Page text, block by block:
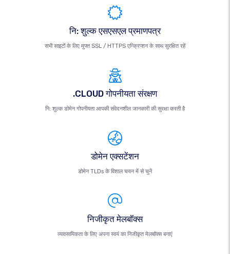
नि: शुल्क एसएसएल प्रमाणपत्र
सभी साइटों के लिए मुफ्त SSL / HTTPS एन्क्रिप्शन के साथ सुरक्षित रहें
.CLOUD गोपनीयता संरक्षण
नि: शुल्क डोमेन गोपनीयता आपकी संवेदनशील जानकारी की सुरक्षा करती है
डोमेन एक्सटेंशन
डोमेन TLDs के विशाल चयन में से चुनें
निजीकृत मेलबॉक्स
व्यावसायिकता के लिए अपना स्वयं का निजीकृत मेलबॉक्स बनाएं